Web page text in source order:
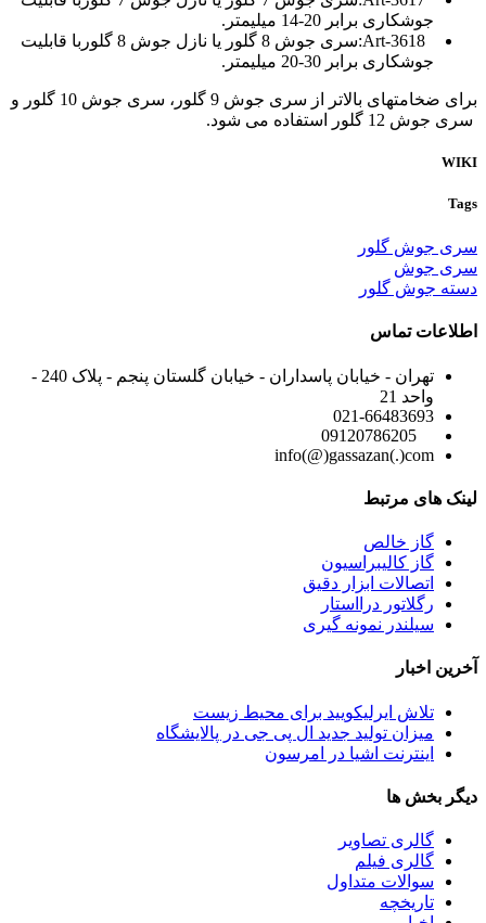
جوشکاری برابر 20-14 میلیمتر.
:سری جوش 8 گلور یا نازل جوش 8 گلوربا قابلیت
جوشکاری برابر 30-20 میلیمتر.
برای ضخامتهای بالاتر از سری جوش 9 گلور، سری جوش 10 گلور و
سری جوش 12 گلور استفاده می شود.
WIKI
Tags
سری جوش گلور
سری جوش
دسته جوش گلور
اطلاعات تماس
تهران - خیابان پاسداران - خیابان گلستان پنجم - پلاک 240 -
واحد 21
021-66483693
info(@)gassazan(.)com
لینک های مرتبط
گاز خالص
گاز کالیبراسیون
اتصالات ابزار دقیق
رگلاتور درااستار
سیلندر نمونه گیری
آخرین اخبار
تلاش ایرلیکویید برای محیط زیست
میزان تولید جدید ال پی جی در پالایشگاه
اینترنت اشیا در امرسون
دیگر بخش ها
گالری تصاویر
گالری فیلم
سوالات متداول
تاریخچه